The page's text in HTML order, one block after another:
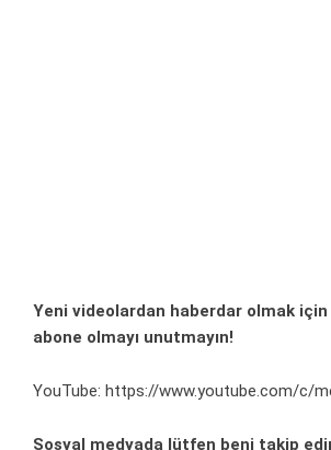
Yeni videolardan haberdar olmak için
abone olmayı unutmayın!
YouTube: https://www.youtube.com/c/
Sosyal medyada lütfen beni takip